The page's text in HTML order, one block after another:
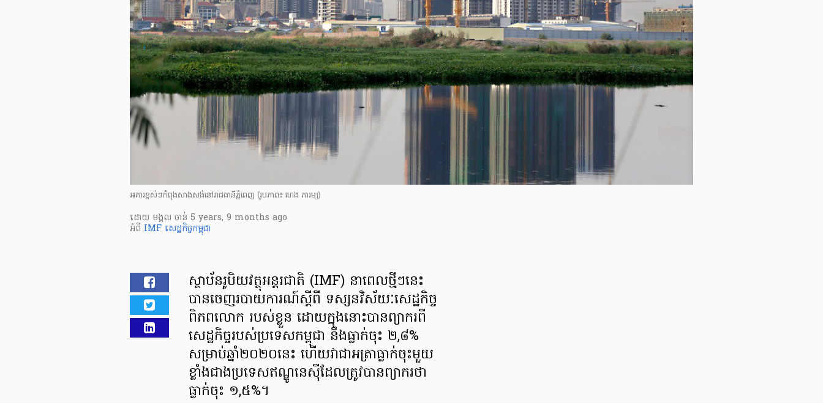
អគារខ្ពស់ៗកំពុងសាងសង់នៅរាជធានីភ្នំពេញ (រូបភាព៖ ហេង ភារម្យ)
ដោយ មង្គល ចាន់ 5 years, 9 months ago
អំពី IMF សេដ្ឋកិច្ច​កម្ពុជា
ស្ថាប័នរូបិយវត្ថុ​អន្តរជាតិ (IMF) នាពេលថ្មីៗនេះ
បានចេញ​របាយការណ៍​ស្ដីពី ទស្សនវិស័យៈ​សេដ្ឋកិច្ច​
ពិភពលោក របស់ខ្លួន​ ដោយក្នុងនោះ​បាន​ព្យាករ​ពី
សេដ្ឋកិច្ច​របស់​ប្រទេស​កម្ពុជា នឹង​ធ្លាក់ចុះ​ ២,៨%
សម្រាប់​ឆ្នាំ២០២០នេះ ហើយវា​ជា​អត្រា​ធ្លាក់ចុះ​មួយ
ខ្លាំងជាង​​ប្រទេស​ឥណ្ឌូនេស៊ី​ ដែលត្រូវ​បាន​ព្យាករថា
ធ្លាក់ចុះ ១,៥%។